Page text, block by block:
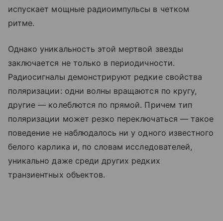
испускает мощные радиоимпульсы в четком
ритме.
Однако уникальность этой мертвой звезды
заключается не только в периодичности.
Радиосигналы демонстрируют редкие свойства
поляризации: одни волны вращаются по кругу,
другие — колеблются по прямой. Причем тип
поляризации может резко переключаться — такое
поведение не наблюдалось ни у одного известного
белого карлика и, по словам исследователей,
уникально даже среди других редких
транзиентных объектов.